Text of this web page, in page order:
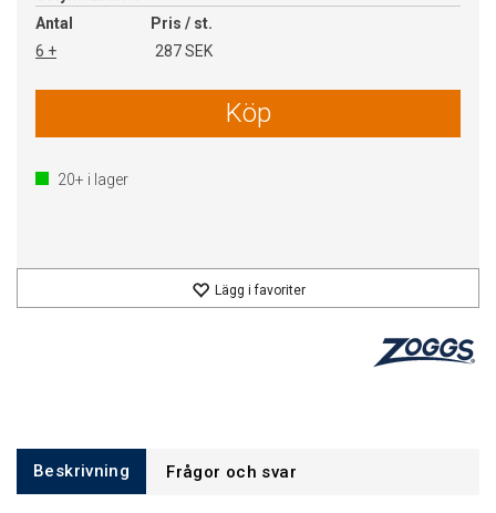
Antal
Pris / st.
6 +
287 SEK
Köp
20+ i lager
Lägg i favoriter
Beskrivning Frågor och svar